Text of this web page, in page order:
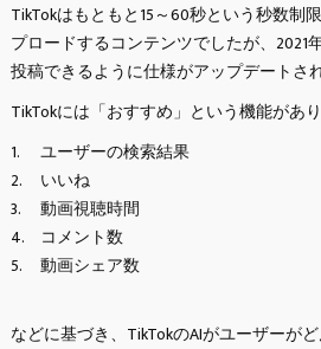
TikTokはもともと15～60秒という秒数制
プロードするコンテンツでしたが、2021
投稿できるように仕様がアップデートさ
TikTokには「おすすめ」という機能があり
ユーザーの検索結果
いいね
動画視聴時間
コメント数
動画シェア数
などに基づき、TikTokのAIがユーザーが